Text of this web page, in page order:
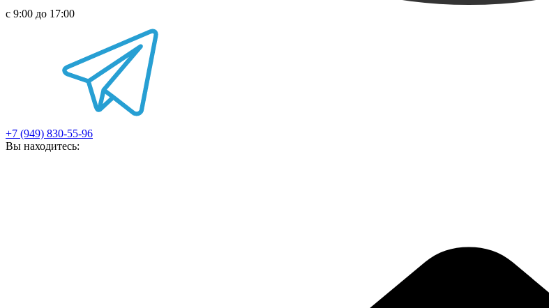
с 9:00 до 17:00
+7 (949) 830-55-96
Вы находитесь: